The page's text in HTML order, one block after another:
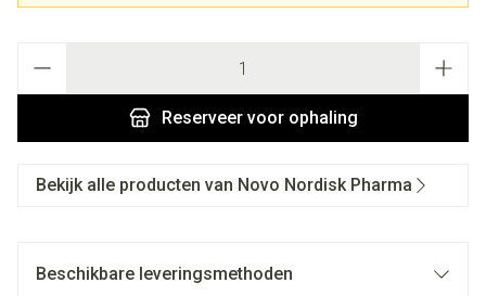
Reserveervoor ophaling
Bekijk alle producten van Novo Nordisk Pharma
Beschikbare leveringsmethoden